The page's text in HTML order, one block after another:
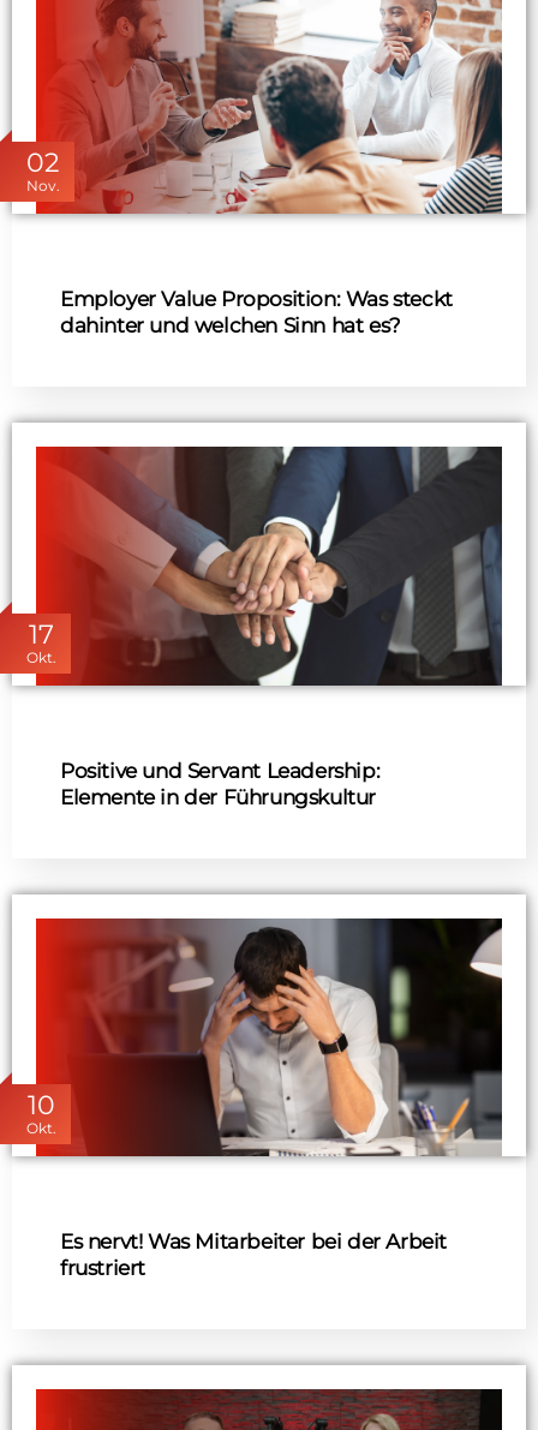
02
Nov.
Employer Value Proposition: Was steckt
dahinter und welchen Sinn hat es?
17
Okt.
Positive und Servant Leadership:
Elemente in der Führungskultur
10
Okt.
Es nervt! Was Mitarbeiter bei der Arbeit
frustriert